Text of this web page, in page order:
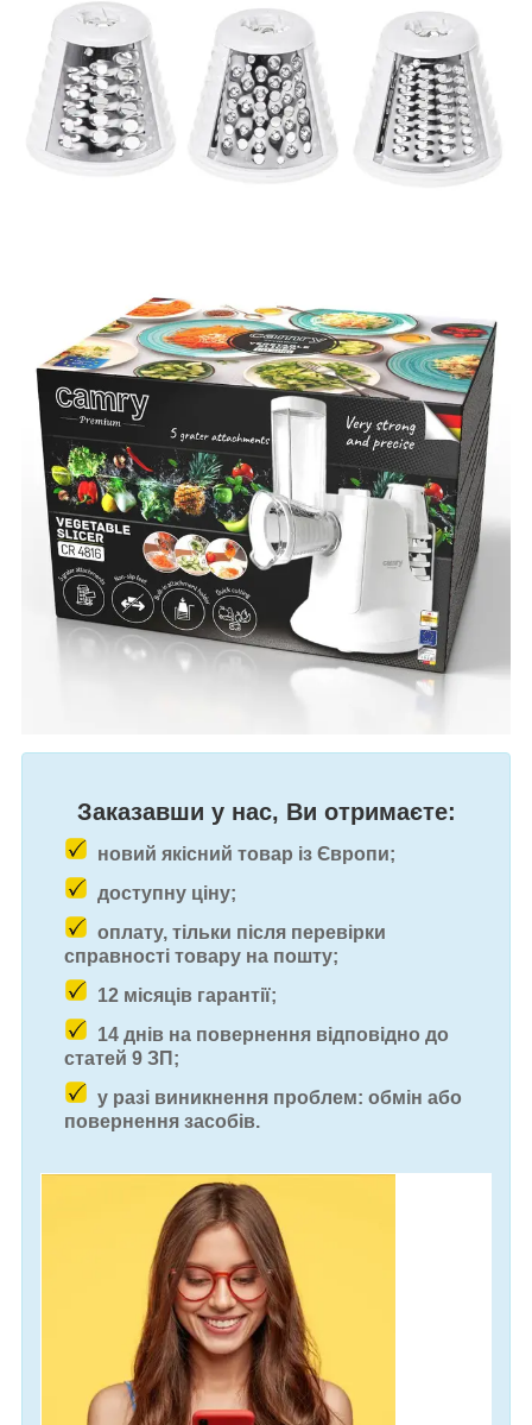
Заказавши у нас, Ви отримаєте:
новий якісний товар із Європи;
доступну ціну;
оплату, тільки після перевірки
справності товару на пошту;
12 місяців гарантії;
14 днів на повернення відповідно до
статей 9 ЗП;
у разі виникнення проблем: обмін або
повернення засобів.